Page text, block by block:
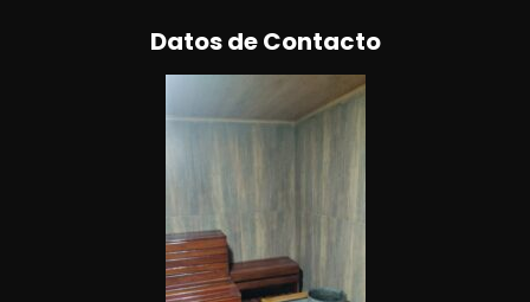
Datos de Contacto